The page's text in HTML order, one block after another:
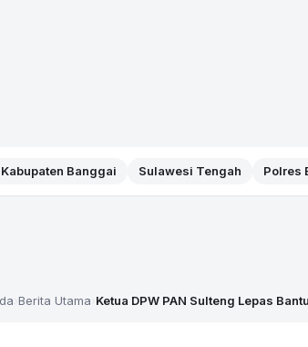
Kabupaten Banggai Sulawesi Tengah Polres
Berita Utama Ketua DPW PAN Sulteng Lepas